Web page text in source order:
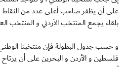
على أن يظفر صاحب أعلى عدد من النقاط
بلقاء يجمع المنتخب الأردني و المنتخب
و حسب جدول البطولة فإن منتخبنا
فلسطين و الأردن و البحرين على أن